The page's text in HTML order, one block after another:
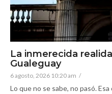
La inmerecida
Gualeguay
6 agosto, 2026 10:20 am /
Lo que no se sabe, no pasó.